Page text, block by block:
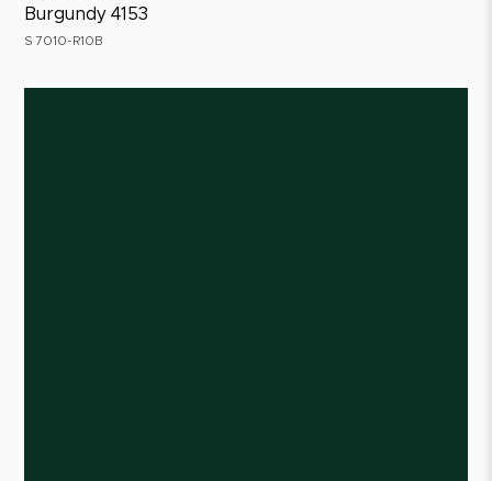
Burgundy 4153
S 7010-R10B